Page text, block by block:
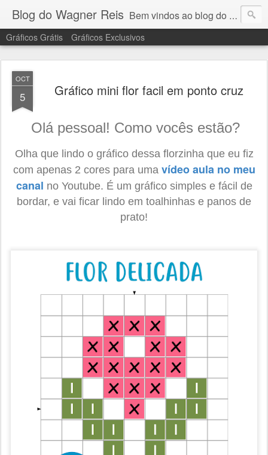
Blog do Wagner Reis Bem vindos ao blog do Wagner Reis. Acompanhe as vídeo aulas de ponto cruz, dicas, gráficos para ponto cruz e artesanatos e tudo para bordados em ponto cruz.
Gráficos Grátis Gráficos Exclusivos
OCT
5 Gráfico mini flor facil em ponto cruz
Olá pessoal! Como vocês estão?
Olha que lindo o gráfico dessa florzinha que eu fiz
com apenas 2 cores para uma vídeo aula no meu
canal no Youtube. É um gráfico simples e fácil de
bordar, e vai ficar lindo em toalhinhas e panos de
prato!